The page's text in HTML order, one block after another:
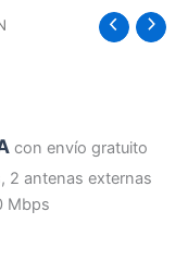
con envío gratuito
2 antenas externas
Mbps